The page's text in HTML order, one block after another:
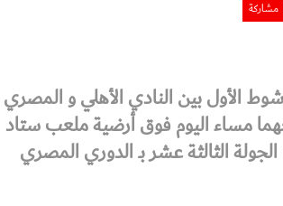
مشاركة
الأول بين النادي الأهلي و المصري
مساء اليوم فوق أرضية ملعب ستاد
الثالثة عشر بـ الدوري المصري